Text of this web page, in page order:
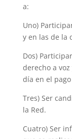
a:
Uno)
y en las de la
Dos)
derecho a
día en el
Tres) Ser
la Red.
Cuatro) Ser